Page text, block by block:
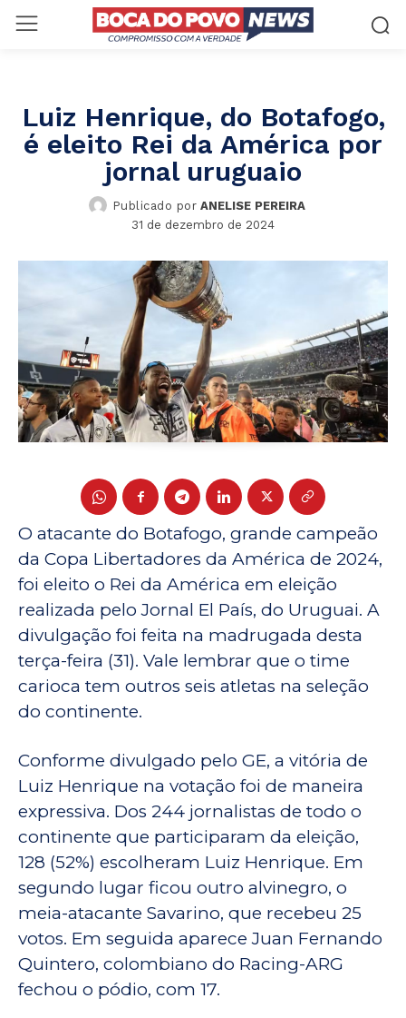
Luiz Henrique, do Botafogo,
é eleito Rei da América por
jornal uruguaio
Publicado por ANELISE PEREIRA
31 de dezembro de 2024
O atacante do Botafogo, grande campeão
da Copa Libertadores da América de 2024,
foi eleito o Rei da América em eleição
realizada pelo Jornal El País, do Uruguai. A
divulgação foi feita na madrugada desta
terça-feira (31). Vale lembrar que o time
carioca tem outros seis atletas na seleção
do continente.
Conforme divulgado pelo GE, a vitória de
Luiz Henrique na votação foi de maneira
expressiva. Dos 244 jornalistas de todo o
continente que participaram da eleição,
128 (52%) escolheram Luiz Henrique. Em
segundo lugar ficou outro alvinegro, o
meia-atacante Savarino, que recebeu 25
votos. Em seguida aparece Juan Fernando
Quintero, colombiano do Racing-ARG
fechou o pódio, com 17.